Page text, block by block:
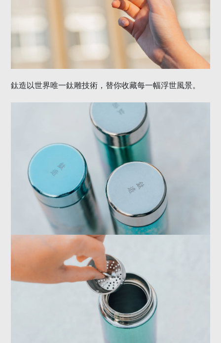
鈦造以世界唯一鈦雕技術，替你收藏每一幅浮世風景。